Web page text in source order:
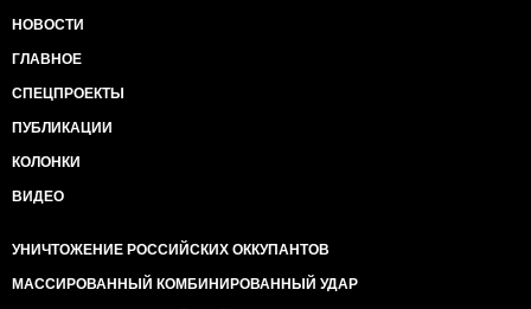
НОВОСТИ
ГЛАВНОЕ
СПЕЦПРОЕКТЫ
ПУБЛИКАЦИИ
КОЛОНКИ
ВИДЕО
УНИЧТОЖЕНИЕ РОССИЙСКИХ ОККУПАНТОВ
МАССИРОВАННЫЙ КОМБИНИРОВАННЫЙ УДАР